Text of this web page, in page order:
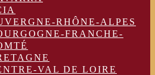
RHÔNE-ALPES
FRANCHE-
VAL DE LOIRE